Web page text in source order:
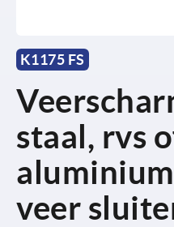
K1175 FS
staal, rvs
veer